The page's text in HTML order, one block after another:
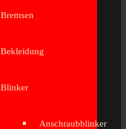
Bremsen
Bekleidung
Blinker
Anschraubblinker